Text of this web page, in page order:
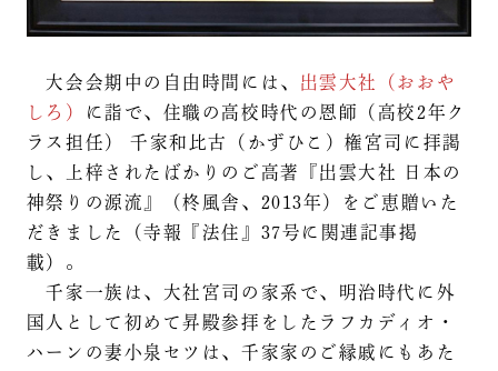
大会会期中の自由時間には、 出雲大社（おおや
しろ）
に詣で、住職の高校時代の恩師（高校2年ク
ラス担任） 千家和比古（かずひこ）権宮司に拝謁
し、上梓されたばかりのご高著『出雲大社 日本の
神祭りの源流』（柊風舎、2013年）をご恵贈いた
だきました（寺報『法住』37号に関連記事掲
載）。
千家一族は、大社宮司の家系で、明治時代に外
国人として初めて昇殿参拝をしたラフカディオ・
ハーンの妻小泉セツは、千家家のご縁戚にもあた